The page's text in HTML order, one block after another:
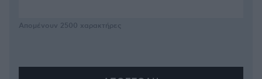
Απομένουν 2500 χαρακτήρες